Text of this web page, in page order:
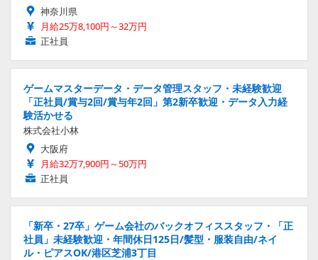
神奈川県
月給25万8,100円～32万円
正社員
ゲームマスターデータ・データ管理スタッフ・未経験歓迎
「正社員/賞与2回/賞与年2回」第2新卒歓迎・データ入力経
験活かせる
株式会社小林
大阪府
月給32万7,900円～50万円
正社員
「新卒・27卒」ゲーム会社のバックオフィススタッフ・「正
社員」未経験歓迎・年間休日125日/髪型・服装自由/ネイ
ル・ピアスOK/港区芝浦3丁目